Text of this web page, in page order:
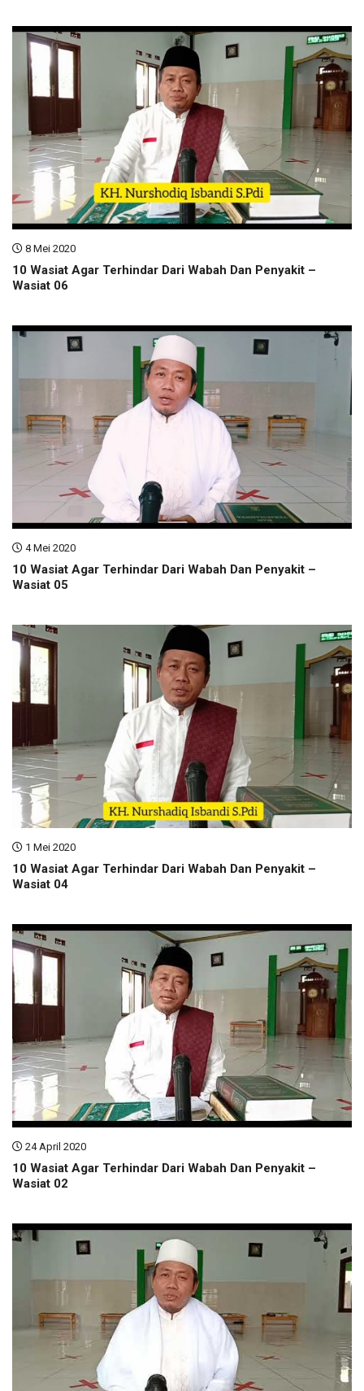
8 Mei 2020
10 Wasiat Agar Terhindar Dari Wabah Dan Penyakit –
Wasiat 06
4 Mei 2020
10 Wasiat Agar Terhindar Dari Wabah Dan Penyakit –
Wasiat 05
1 Mei 2020
10 Wasiat Agar Terhindar Dari Wabah Dan Penyakit –
Wasiat 04
24 April 2020
10 Wasiat Agar Terhindar Dari Wabah Dan Penyakit –
Wasiat 02